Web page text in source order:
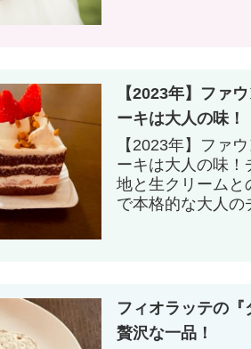
【2023年】ファ
ーキは大人の味！
【2023年】ファ
ーキは大人の味！
地と生クリームと
で本格的な大人の
フィオラッテの
贅沢な一品！